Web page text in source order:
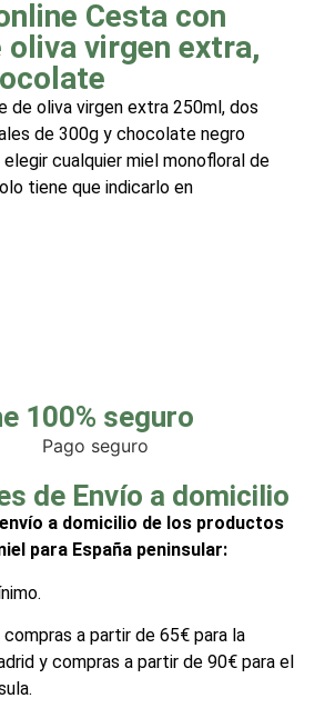
Cesta con
oliva virgen extra,
de oliva virgen extra 250ml, dos
de 300g y chocolate negro
cualquier miel monofloral de
tiene que indicarlo en
100% seguro
de Envío a domicilio
a domicilio de los productos
para España peninsular:
a partir de 65€ para la
y compras a partir de 90€ para el